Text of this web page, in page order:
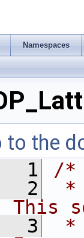
Namespaces
to the
1
/*
2
*
This
3
*